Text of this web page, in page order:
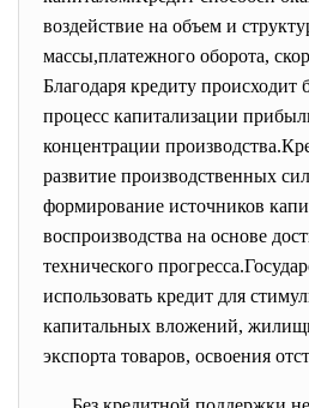
воздействие на объем и
массы,платежного оборота,
Благодаря кредиту происходит
процесс капитализации
концентрации
развитие производственных
формирование источников
воспроизводства на основе
технического
использовать кредит для
капитальных вложений,
экспорта товаров, освоения